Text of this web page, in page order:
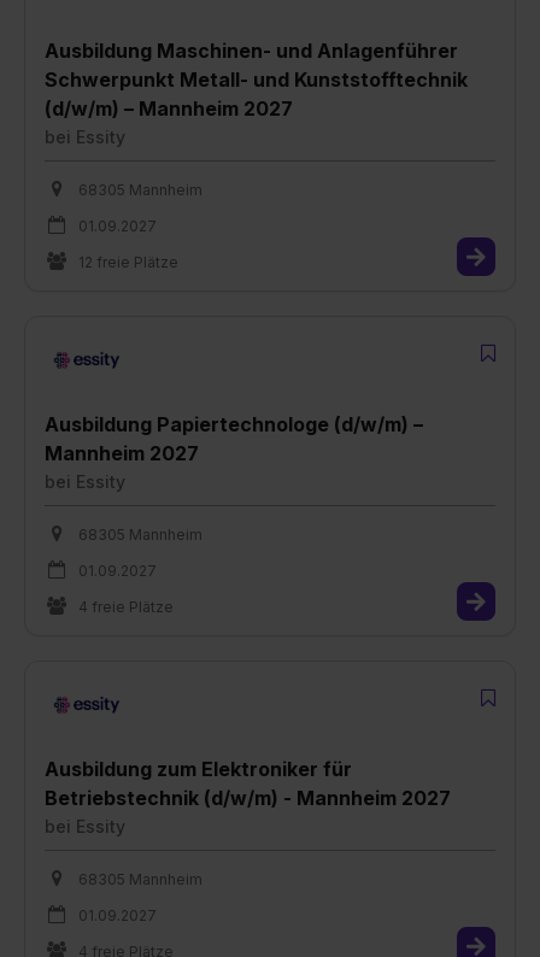
Ausbildung Maschinen- und Anlagenführer
Schwerpunkt Metall- und Kunststofftechnik
(d/w/m) – Mannheim 2027
bei Essity
68305 Mannheim
01.09.2027
12 freie Plätze
Ausbildung Papiertechnologe (d/w/m) –
Mannheim 2027
bei Essity
68305 Mannheim
01.09.2027
4 freie Plätze
Ausbildung zum Elektroniker für
Betriebstechnik (d/w/m) - Mannheim 2027
bei Essity
68305 Mannheim
01.09.2027
4 freie Plätze